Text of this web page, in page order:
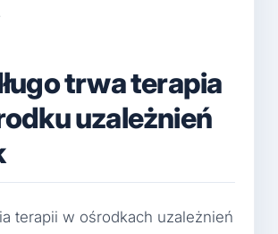
trwa terapia
uzależnień
terapii w ośrodkach uzależnień